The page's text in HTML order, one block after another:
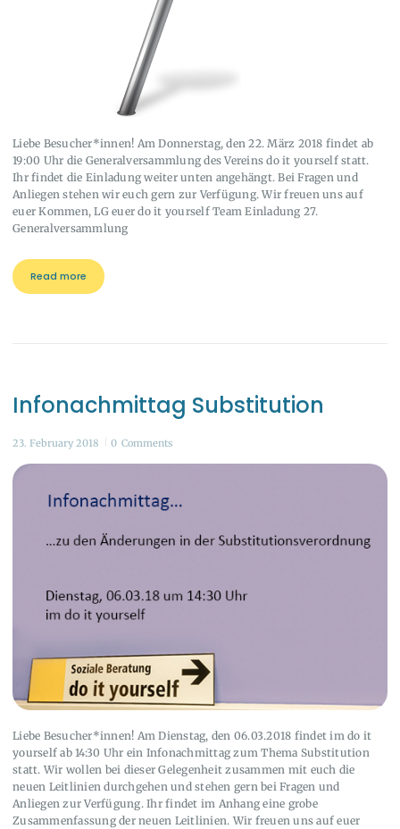
Liebe Besucher*innen! Am Donnerstag, den 22. März 2018 findet ab
19:00 Uhr die Generalversammlung des Vereins do it yourself statt.
Ihr findet die Einladung weiter unten angehängt. Bei Fragen und
Anliegen stehen wir euch gern zur Verfügung. Wir freuen uns auf
euer Kommen, LG euer do it yourself Team Einladung 27.
Generalversammlung
Read more
Infonachmittag Substitution
23. February 2018 0 Comments
Liebe Besucher*innen! Am Dienstag, den 06.03.2018 findet im do it
yourself ab 14:30 Uhr ein Infonachmittag zum Thema Substitution
statt. Wir wollen bei dieser Gelegenheit zusammen mit euch die
neuen Leitlinien durchgehen und stehen gern bei Fragen und
Anliegen zur Verfügung. Ihr findet im Anhang eine grobe
Zusammenfassung der neuen Leitlinien. Wir freuen uns auf euer